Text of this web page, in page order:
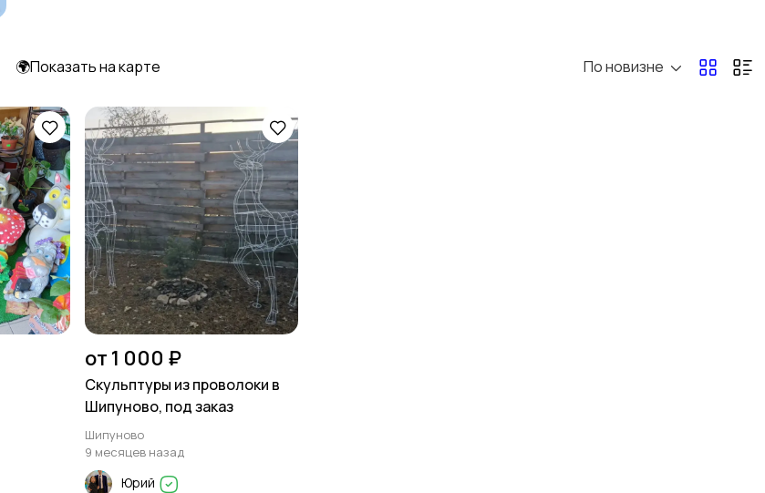
🌍Показать на карте По новизне
от 1 000 ₽
Скульптуры из проволоки в
Шипуново, под заказ
Шипуново
9 месяцев назад
Юрий